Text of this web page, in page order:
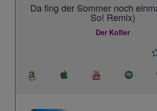
Da fing der Sommer noch
So! Remix)
Der Kofler